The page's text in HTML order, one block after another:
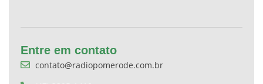
Entre em contato
contato@radiopomerode.com.br